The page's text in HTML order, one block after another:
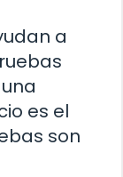
a
es el
son